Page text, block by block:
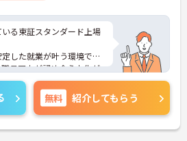
る東証スタンダード上場
した就業が叶う環境で
員同士が認め合う文化が
対策ポイントなど、さら
お気軽にご相談くださ
無料 紹介してもらう